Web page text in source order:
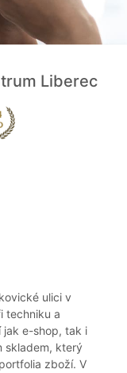
Liberec
ulici v
techniku a
jak e-shop, tak i
skladem, který
zboží. V